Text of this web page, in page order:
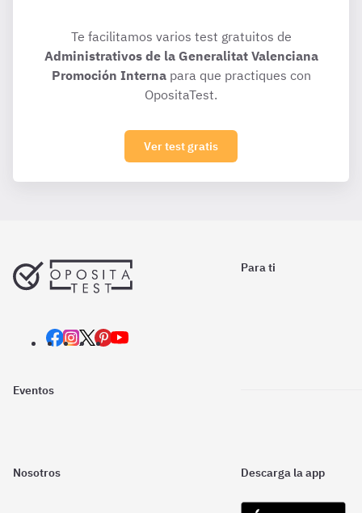
Te facilitamos varios test gratuitos de
Administrativos de la Generalitat Valenciana
Promoción Internapara que practiques con
OpositaTest.
Ver test gratis
Para ti
Eventos
Nosotros Descarga la app